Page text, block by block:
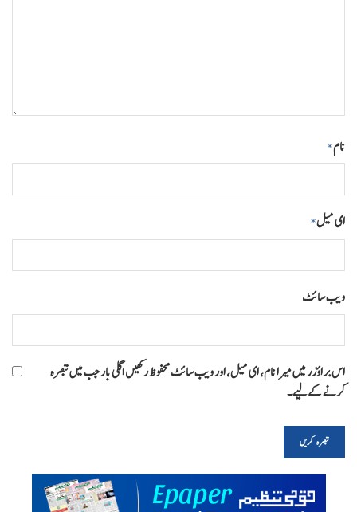
نام*
ای میل*
ویب‌ سائٹ
اس براؤزر میں میرا نام، ای میل، اور ویب سائٹ محفوظ رکھیں اگلی بار جب میں تبصرہ
کرنے کےلیے۔